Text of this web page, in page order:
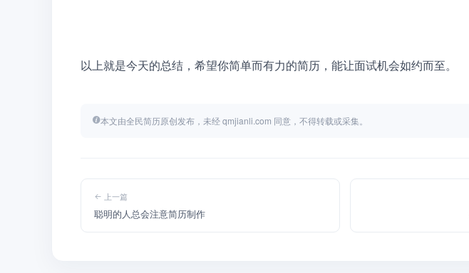
以上就是今天的总结，希望你简单而有力的简历，能让面试机会如约而至。
本文由全民简历原创发布，未经 qmjianli.com 同意，不得转载或采集。
上一篇
聪明的人总会注意简历制作